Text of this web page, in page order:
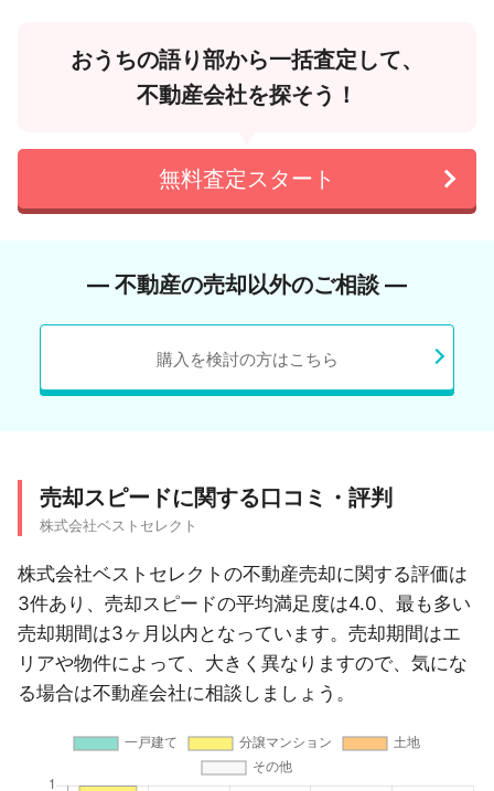
おうちの語り部から一括査定して、
不動産会社を探そう！
無料査定スタート
― 不動産の売却以外のご相談 ―
購入を検討の方はこちら
売却スピードに関する口コミ・評判
株式会社ベストセレクト
株式会社ベストセレクトの不動産売却に関する評価は
3件あり、売却スピードの平均満足度は4.0、最も多い
売却期間は3ヶ月以内となっています。売却期間はエ
リアや物件によって、大きく異なりますので、気にな
る場合は不動産会社に相談しましょう。